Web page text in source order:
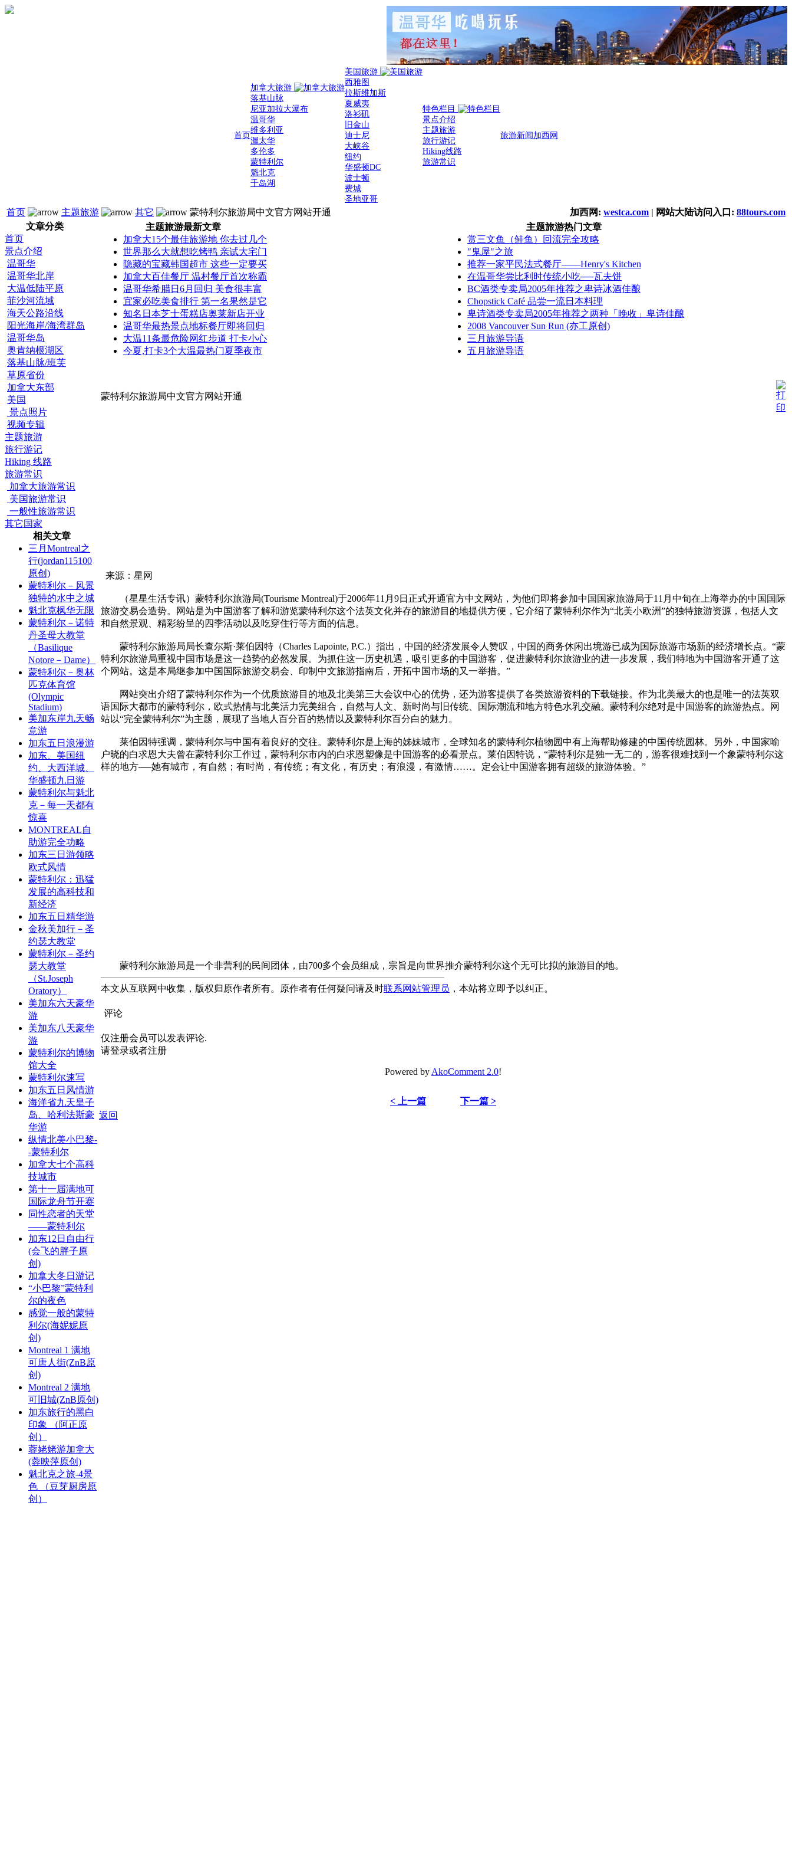
首页
加拿大旅游
落基山脉
尼亚加拉大瀑布
温哥华
维多利亚
渥太华
多伦多
蒙特利尔
魁北克
千岛湖
美国旅游
西雅图
拉斯维加斯
夏威夷
洛衫矶
旧金山
迪士尼
大峡谷
纽约
华盛顿DC
波士顿
费城
圣地亚哥
特色栏目
景点介绍
主题旅游
旅行游记
Hiking线路
旅游常识
旅游新闻 加西网
首页 主题旅游 其它 蒙特利尔旅游局中文官方网站开通 加西网: westca.com | 网站大陆访问入口: 88tours.com
文章分类
首页
景点介绍
温哥华
温哥华北岸
大温低陆平原
菲沙河流域
海天公路沿线
阳光海岸/海湾群岛
温哥华岛
奥肯纳根湖区
落基山脉/班芙
草原省份
加拿大东部
美国
景点照片
视频专辑
主题旅游
旅行游记
Hiking 线路
旅游常识
加拿大旅游常识
美国旅游常识
一般性旅游常识
其它国家
相关文章
三月Montreal之
行(jordan115100
原创)
蒙特利尔－风景
独特的水中之城
魁北克枫华无限
蒙特利尔－诺特
丹圣母大教堂
（Basilique
Notore－Dame）
蒙特利尔－奥林
匹克体育馆
(Olympic
Stadium)
美加东岸九天畅
意游
加东五日浪漫游
加东、美国纽
约、大西洋城、
华盛顿九日游
蒙特利尔与魁北
克－每一天都有
惊喜
MONTREAL自
助游完全功略
加东三日游领略
欧式风情
蒙特利尔：迅猛
发展的高科技和
新经济
加东五日精华游
金秋美加行－圣
约瑟大教堂
蒙特利尔－圣约
瑟大教堂
（St.Joseph
Oratory）
美加东六天豪华
游
美加东八天豪华
游
蒙特利尔的博物
馆大全
蒙特利尔速写
加东五日风情游
海洋省九天皇子
岛、哈利法斯豪
华游
纵情北美小巴黎-
-蒙特利尔
加拿大七个高科
技城市
第十一届满地可
国际龙舟节开赛
同性恋者的天堂
——蒙特利尔
加东12日自由行
(会飞的胖子原
创)
加拿大冬日游记
“小巴黎”蒙特利
尔的夜色
感觉一般的蒙特
利尔(海妮妮原
创)
Montreal 1 满地
可唐人街(ZnB原
创)
Montreal 2 满地
可旧城(ZnB原创)
加东旅行的黑白
印象 （阿正原
创）
蓉姥姥游加拿大
(蓉映萍原创)
魁北克之旅-4景
色 （豆芽厨房原
创）
主题旅游最新文章
加拿大15个最佳旅游地 你去过几个
世界那么大就想吃烤鸭 亲试大宅门
隐藏的宝藏韩国超市 这些一定要买
加拿大百佳餐厅 温村餐厅首次称霸
温哥华希腊日6月回归 美食很丰富
宜家必吃美食排行 第一名果然是它
知名日本芝士蛋糕店奥莱新店开业
温哥华最热景点地标餐厅即将回归
大温11条最危险网红步道 打卡小心
今夏,打卡3个大温最热门夏季夜市
主题旅游热门文章
赏三文鱼（鲑鱼）回流完全攻略
"鬼屋"之旅
推荐一家平民法式餐厅――Henry's Kitchen
在温哥华尝比利时传统小吃──瓦夫饼
BC酒类专卖局2005年推荐之卑诗冰酒佳酿
Chopstick Café 品尝一流日本料理
卑诗酒类专卖局2005年推荐之两种「晚收」卑诗佳酿
2008 Vancouver Sun Run (亦工原创)
三月旅游导语
五月旅游导语
蒙特利尔旅游局中文官方网站开通
来源：星网
（星星生活专讯）蒙特利尔旅游局(Tourisme Montreal)于2006年11月9日正式开通官方中文网站，为他们即将参加中国国家旅游局于11月中旬在上海举办的中国国际
旅游交易会造势。网站是为中国游客了解和游览蒙特利尔这个法英文化并存的旅游目的地提供方便，它介绍了蒙特利尔作为“北美小欧洲”的独特旅游资源，包括人文
和自然景观、精彩纷呈的四季活动以及吃穿住行等方面的信息。
蒙特利尔旅游局局长查尔斯·莱伯因特（Charles Lapointe, P.C.）指出，中国的经济发展令人赞叹，中国的商务休闲出境游已成为国际旅游市场新的经济增长点。“蒙
特利尔旅游局重视中国市场是这一趋势的必然发展。为抓住这一历史机遇，吸引更多的中国游客，促进蒙特利尔旅游业的进一步发展，我们特地为中国游客开通了这
个网站。这是本局继参加中国国际旅游交易会、印制中文旅游指南后，开拓中国市场的又一举措。”
网站突出介绍了蒙特利尔作为一个优质旅游目的地及北美第三大会议中心的优势，还为游客提供了各类旅游资料的下载链接。作为北美最大的也是唯一的法英双
语国际大都市的蒙特利尔，欧式热情与北美活力完美组合，自然与人文、新时尚与旧传统、国际潮流和地方特色水乳交融。蒙特利尔绝对是中国游客的旅游热点。网
站以“完全蒙特利尔”为主题，展现了当地人百分百的热情以及蒙特利尔百分白的魅力。
莱伯因特强调，蒙特利尔与中国有着良好的交往。蒙特利尔是上海的姊妹城市，全球知名的蒙特利尔植物园中有上海帮助修建的中国传统园林。另外，中国家喻
户晓的白求恩大夫曾在蒙特利尔工作过，蒙特利尔市内的白求恩塑像是中国游客的必看景点。莱伯因特说，“蒙特利尔是独一无二的，游客很难找到一个象蒙特利尔这
样的地方──她有城市，有自然；有时尚，有传统；有文化，有历史；有浪漫，有激情……。定会让中国游客拥有超级的旅游体验。”
蒙特利尔旅游局是一个非营利的民间团体，由700多个会员组成，宗旨是向世界推介蒙特利尔这个无可比拟的旅游目的地。
本文从互联网中收集，版权归原作者所有。原作者有任何疑问请及时联系网站管理员 ，本站将立即予以纠正。
评论
仅注册会员可以发表评论.
请登录或者注册
Powered by AkoComment 2.0!
< 上一篇
下一篇 >
返回